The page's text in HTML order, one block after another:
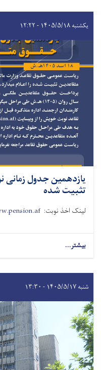
یکشنبه ۱۴۰۵/۵/۱۸ - ۱۲:۲۲
یازدهمین جدول
تثبیت شده
لینک اخذ نوبت:
بیشتر...
شنبه ۱۴۰۵/۵/۱۷ - ۱۳:۳۰